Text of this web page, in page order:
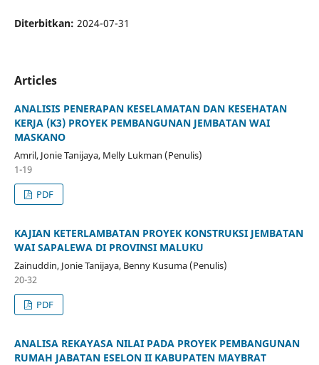
Diterbitkan: 2024-07-31
Articles
ANALISIS PENERAPAN KESELAMATAN DAN KESEHATAN
KERJA (K3) PROYEK PEMBANGUNAN JEMBATAN WAI
MASKANO
Amril, Jonie Tanijaya, Melly Lukman (Penulis)
1-19
PDF
KAJIAN KETERLAMBATAN PROYEK KONSTRUKSI JEMBATAN
WAI SAPALEWA DI PROVINSI MALUKU
Zainuddin, Jonie Tanijaya, Benny Kusuma (Penulis)
20-32
PDF
ANALISA REKAYASA NILAI PADA PROYEK PEMBANGUNAN
RUMAH JABATAN ESELON II KABUPATEN MAYBRAT